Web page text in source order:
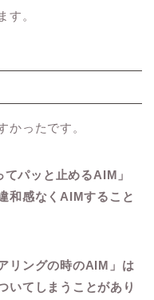
す。
かったです。
パッと止めるAIM」
和感なくAIMすること
リングの時のAIM」は
いてしまうことがあり